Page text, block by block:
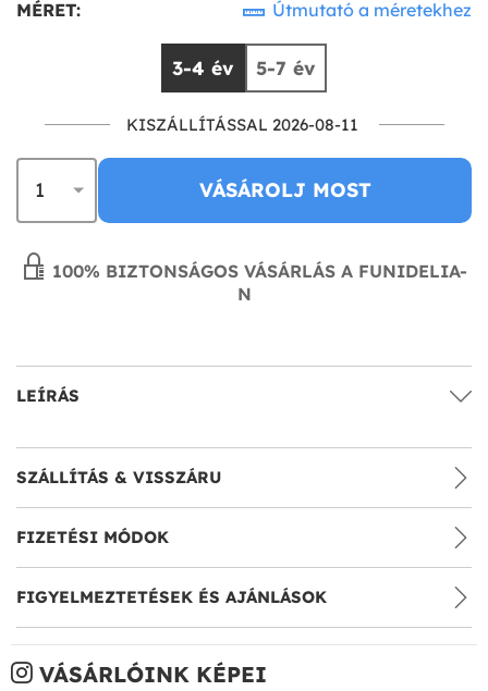
MÉRET: Útmutató a méretekhez
3-4 év 5-7 év
KISZÁLLÍTÁSSAL 2026-08-11
VÁSÁROLJ MOST
100% BIZTONSÁGOS VÁSÁRLÁS A FUNIDELIA-
N
LEÍRÁS
SZÁLLÍTÁS & VISSZÁRU
FIZETÉSI MÓDOK
FIGYELMEZTETÉSEK ÉS AJÁNLÁSOK
VÁSÁRLÓINK KÉPEI